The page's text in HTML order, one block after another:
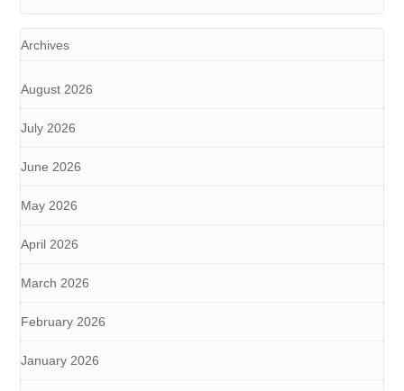
Archives
August 2026
July 2026
June 2026
May 2026
April 2026
March 2026
February 2026
January 2026